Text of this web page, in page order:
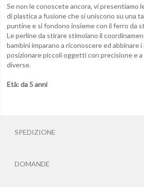
Se non le conoscete ancora, vi presentiamo
di plastica a fusione che si uniscono su una
puntine e si fondono insieme con il ferro da
Le perline da stirare stimolano il
bambini imparano a riconoscere ed abbinare
posizionare piccoli oggetti con precisione e
diverse.
Età: da 5 anni
SPEDIZIONE
DOMANDE